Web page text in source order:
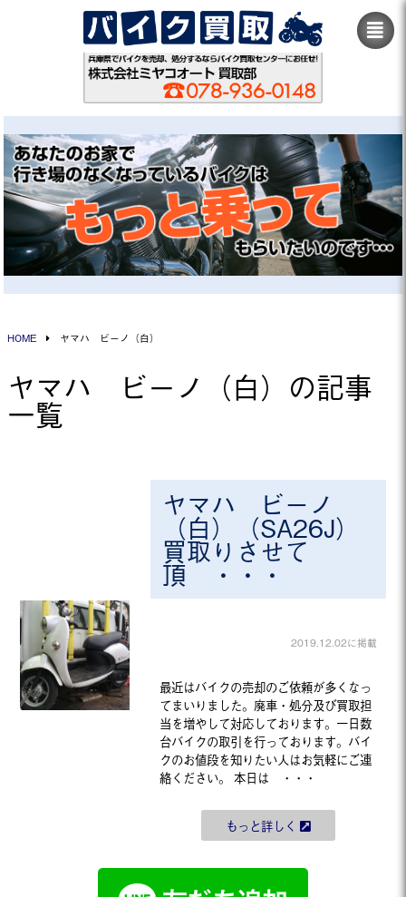
HOME ヤマハ ビーノ（白）
ヤマハ ビーノ（白）の記事
一覧
ヤマハ ビーノ
（白）（SA26J）
買取りさせて
頂 ・・・
2019.12.02に掲載
最近はバイクの売却のご依頼が多くなっ
てまいりました。廃車・処分及び買取担
当を増やして対応しております。一日数
台バイクの取引を行っております。バイ
クのお値段を知りたい人はお気軽にご連
絡ください。 本日は ・・・
もっと詳しく